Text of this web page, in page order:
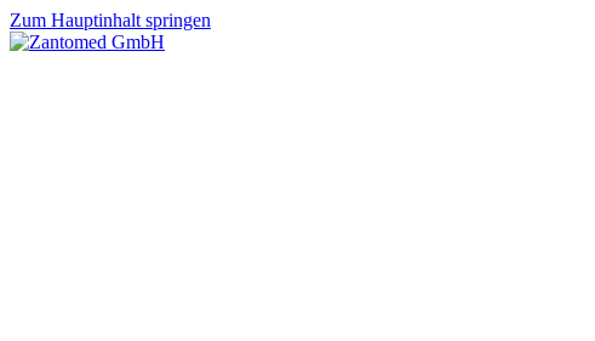
Zum Hauptinhalt springen